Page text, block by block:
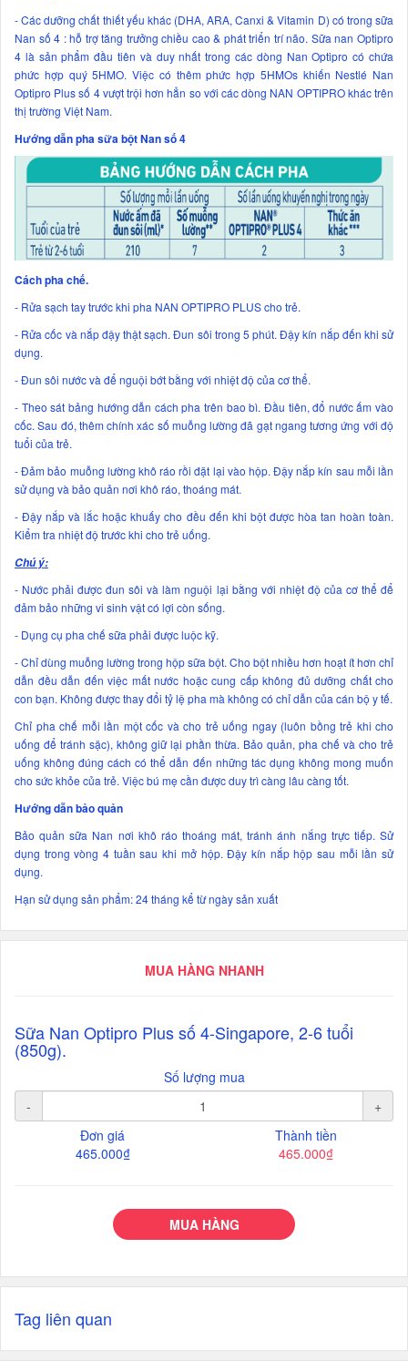
- Các dưỡng chất thiết yếu khác (DHA, ARA, Canxi & Vitamin D) có trong sữa
Nan số 4 : hỗ trợ tăng trưởng chiều cao & phát triển trí não. Sữa nan Optipro
4 là sản phẩm đầu tiên và duy nhất trong các dòng Nan Optipro có chứa
phức hợp quý 5HMO. Việc có thêm phức hợp 5HMOs khiến Nestlé Nan
Optipro Plus số 4 vượt trội hơn hẳn so với các dòng NAN OPTIPRO khác trên
thị trường Việt Nam.
Hướng dẫn pha sữa bột Nan số 4
Cách pha chế.
- Rửa sạch tay trước khi pha NAN OPTIPRO PLUS cho trẻ.
- Rửa cốc và nắp đậy thật sạch. Đun sôi trong 5 phút. Đậy kín nắp đến khi sử
dụng.
- Đun sôi nước và để nguội bớt bằng với nhiệt độ của cơ thể.
- Theo sát bảng hướng dẫn cách pha trên bao bì. Đầu tiên, đổ nước ấm vào
cốc. Sau đó, thêm chính xác số muỗng lường đã gạt ngang tương ứng với độ
tuổi của trẻ.
- Đảm bảo muỗng lường khô ráo rồi đặt lại vào hộp. Đậy nắp kín sau mỗi lần
sử dụng và bảo quản nơi khô ráo, thoáng mát.
- Đậy nắp và lắc hoặc khuấy cho đều đến khi bột được hòa tan hoàn toàn.
Kiểm tra nhiệt độ trước khi cho trẻ uống.
Chú ý:
- Nước phải được đun sôi và làm nguội lại bằng với nhiệt độ của cơ thể để
đảm bảo những vi sinh vật có lợi còn sống.
- Dụng cụ pha chế sữa phải được luộc kỹ.
- Chỉ dùng muỗng lường trong hộp sữa bột. Cho bột nhiều hơn hoạt ít hơn chỉ
dẫn đều dẫn đến việc mất nước hoặc cung cấp không đủ dưỡng chất cho
con bạn. Không được thay đổi tỷ lệ pha mà không có chỉ dẫn của cán bộ y tế.
Chỉ pha chế mỗi lần một cốc và cho trẻ uống ngay (luôn bồng trẻ khi cho
uống để tránh sặc), không giữ lại phần thừa. Bảo quản, pha chế và cho trẻ
uống không đúng cách có thể dẫn đến những tác dụng không mong muốn
cho sức khỏe của trẻ. Việc bú mẹ cần được duy trì càng lâu càng tốt.
Hướng dẫn bảo quản
Bảo quản sữa Nan nơi khô ráo thoáng mát, tránh ánh nắng trực tiếp. Sử
dụng trong vòng 4 tuần sau khi mở hộp. Đậy kín nắp hộp sau mỗi lần sử
dụng.
Hạn sử dụng sản phẩm: 24 tháng kể từ ngày sản xuất
MUA HÀNG NHANH
Sữa Nan Optipro Plus số 4-Singapore, 2-6 tuổi
(850g).
Số lượng mua
-
+
Đơn giá
465.000₫
Thành tiền
465.000₫
MUA HÀNG
Tag liên quan